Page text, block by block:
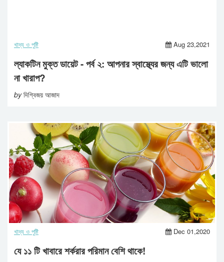
খাদ্য ও পুষ্টি Aug 23,2021
ল্যাকটিন মুক্ত ডায়েট - পর্ব ২: আপনার স্বাস্থ্যের জন্য এটি ভালো
না খারাপ?
byদিগ্বিজয় আজাদ
খাদ্য ও পুষ্টি Dec 01,2020
যে ১১ টি খাবারে শর্করার পরিমান বেশি থাকে!